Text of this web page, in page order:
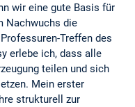
wir eine gute Basis für
Nachwuchs die
Treffen des
erlebe ich, dass alle
teilen und sich
Mein erster
strukturell zur